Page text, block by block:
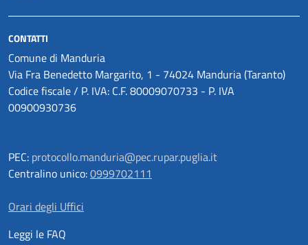
CONTATTI
Comune di Manduria
Via Fra Benedetto Margarito, 1 - 74024 Manduria (Taranto)
Codice fiscale / P. IVA: C.F. 80009070733 - P. IVA
00900930736
PEC: protocollo.manduria@pec.rupar.puglia.it
Centralino unico:0999702111
Orari degli Uffici
Leggi le FAQ